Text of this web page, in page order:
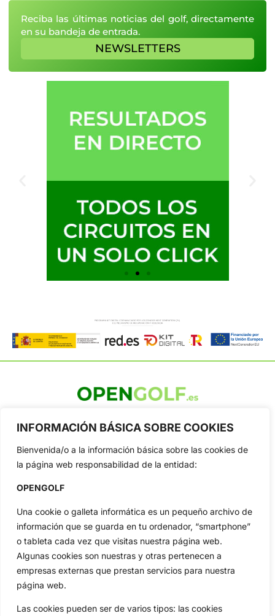
INFORMACIÓN BÁSICA SOBRE COOKIES
Bienvenida/o a la información básica sobre las cookies de
la página web responsabilidad de la entidad:
OPENGOLF
Una cookie o galleta informática es un pequeño archivo de
información que se guarda en tu ordenador, “smartphone”
o tableta cada vez que visitas nuestra página web.
Algunas cookies son nuestras y otras pertenecen a
empresas externas que prestan servicios para nuestra
página web.
Las cookies pueden ser de varios tipos: las cookies
Reciba las últimas noticias del golf, directamente
en su bandeja de entrada.
NEWSLETTERS
profesional y amateur, resultados en directo, vídeos, noticias,
Tour...
Categorias
Inicio
Amateurs
Circuitos
Especiales
Reglas
Vídeos
De Interés
Compañía
Aviso Legal
Política de Privacidad